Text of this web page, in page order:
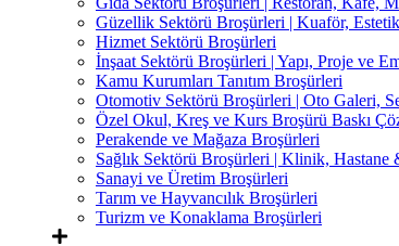
Güzellik Sektörü Broşürleri | Kuaför,
Hizmet Sektörü Broşürleri
İnşaat Sektörü Broşürleri | Yapı, Proje ve
Kamu Kurumları Tanıtım Broşürleri
Otomotiv Sektörü Broşürleri | Oto Galeri,
Özel Okul, Kreş ve Kurs Broşürü Baskı
Perakende ve Mağaza Broşürleri
Sağlık Sektörü Broşürleri | Klinik, Hastane
Sanayi ve Üretim Broşürleri
Tarım ve Hayvancılık Broşürleri
Turizm ve Konaklama Broşürleri